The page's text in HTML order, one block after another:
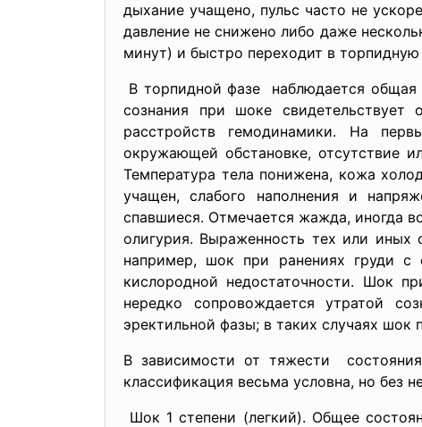
дыхание учащено, пульс часто не
давление не снижено либо даже
минут) и быстро переходит в
В торпидной фазе наблюдается общая
сознания при шоке
расстройств гемодинамики. На
окружающей обстановке, отсутствие
Температура тела понижена, кожа
учащен, слабого наполнения и
спавшиеся. Отмечается жажда, иногда
олигурия. Выраженность тех или иных
например, шок при ранениях груди с
кислородной недостаточности. Шок
нередко сопровождается утратой
эректильной фазы; в таких случаях шок
В зависимости от тяжести
классификация весьма условна, но без
Шок 1 степени (легкий). Общее